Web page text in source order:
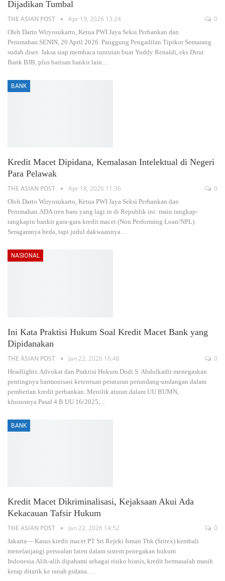
Dijadikan Tumbal
THE ASIAN POST Apr 19, 2026 13:24 0
Oleh Darto Wiryosukarto, Ketua PWI Jaya Seksi Perbankan dan
Perumahan.SENIN, 20 April 2026. Panggung Pengadilan Tipikor Semarang
sudah diset. Jaksa siap membaca tuntutan buat Yuddy Renaldi, eks Dirut
Bank BJB, plus barisan bankir lain
BANK
Kredit Macet Dipidana, Kemalasan Intelektual di Negeri
Para Pelawak
THE ASIAN POST Apr 18, 2026 11:36 0
Oleh Darto Wiryosukarto, Ketua PWI Jaya Seksi Perbankan dan
Perumahan.ADA tren baru yang lagi in di Republik ini: main tangkap-
tangkapin bankir gara-gara kredit macet (Non Performing Loan/NPL).
Seragamnya beda, tapi judul dakwaannya…
NASIONAL
Ini Kata Praktisi Hukum Soal Kredit Macet Bank yang
Dipidanakan
THE ASIAN POST Jan 22, 2026 16:48 0
Headlights:Advokat dan Praktisi Hukum Dodi S. Abdulkadir menegaskan
pentingnya harmonisasi ketentuan peraturan perundang-undangan dalam
pemberian kredit perbankan. Menilik aturan dalam UU BUMN,
khususnya Pasal 4 B UU 16/2025,
BANK
Kredit Macet Dikriminalisasi, Kejaksaan Akui Ada
Kekacauan Tafsir Hukum
THE ASIAN POST Jan 22, 2026 14:52 0
Jakarta— Kasus kredit macet PT Sri Rejeki Isman Tbk (Sritex) kembali
menelanjangi persoalan laten dalam sistem penegakan hukum
Indonesia.Alih-alih dipahami sebagai risiko bisnis, kredit bermasalah masih
kerap ditarik ke ranah pidana.…